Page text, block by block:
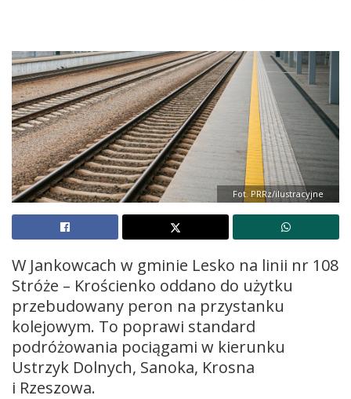
Fot. PRRz/ilustracyjne
W Jankowcach w gminie Lesko na linii nr 108
Stróże – Krościenko oddano do użytku
przebudowany peron na przystanku
kolejowym. To poprawi standard
podróżowania pociągami w kierunku
Ustrzyk Dolnych, Sanoka, Krosna
i Rzeszowa.